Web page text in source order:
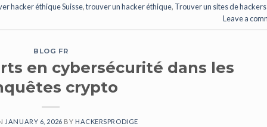
hacker éthique Suisse,trouver un hacker éthique, Trouver un sites de
Leave a
BLOG FR
en cybersécurité dans les
crypto
JANUARY 6, 2026 BY HACKERSPRODIGE